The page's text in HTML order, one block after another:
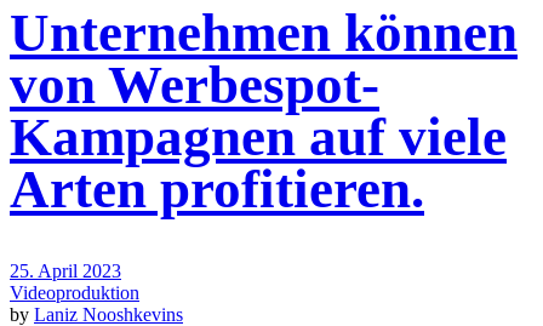
Unternehmen können
von Werbespot-
Kampagnen auf viele
Arten profitieren.
25. April 2023
Videoproduktion
by Laniz Nooshkevins